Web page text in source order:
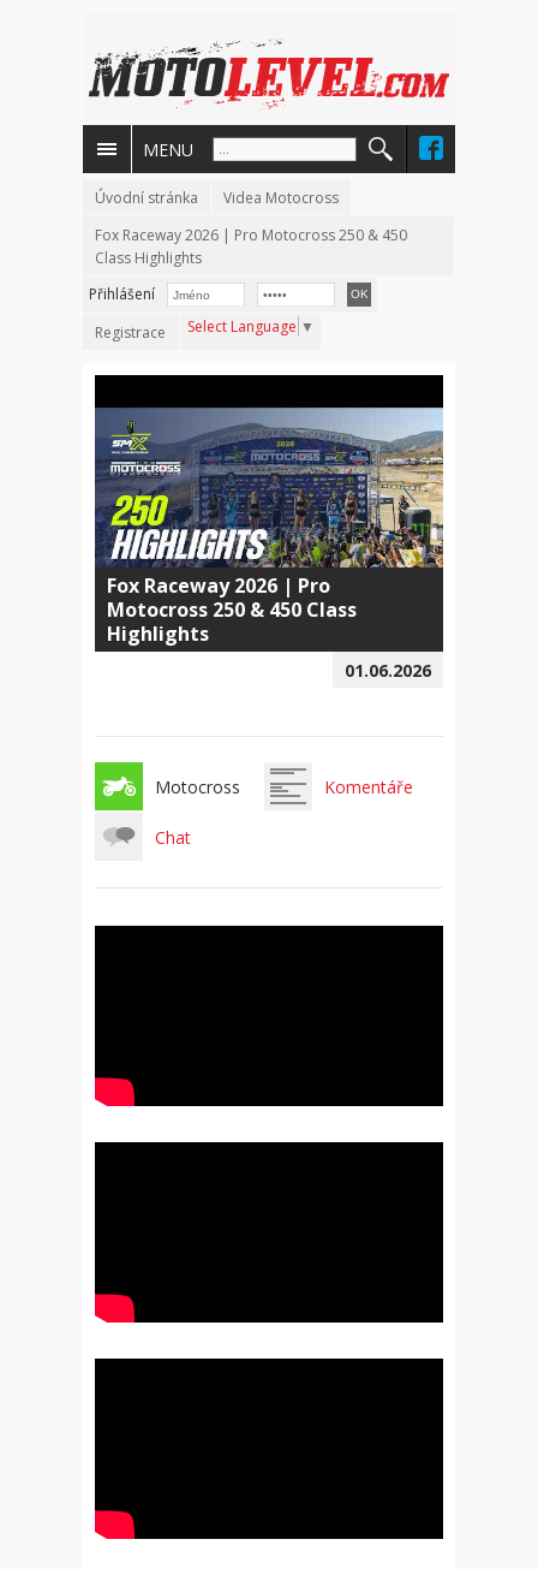
MENU
Úvodní stránka
Videa Motocross
Fox Raceway 2026 | Pro Motocross 250 & 450
Class Highlights
Přihlášení
Registrace
Select Language ▼
Fox Raceway 2026 | Pro
Motocross 250 & 450 Class
Highlights
01.06.2026
Motocross Komentáře
Chat